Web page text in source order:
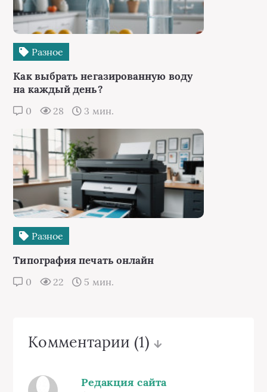
Разное
Как выбрать негазированную воду
на каждый день?
0 28 3 мин.
Разное
Типография печать онлайн
0 22 5 мин.
Комментарии (1)
Редакция сайта